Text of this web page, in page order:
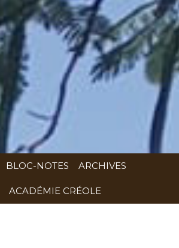
BLOC-NOTES ARCHIVES
ACADÉMIE CRÉOLE